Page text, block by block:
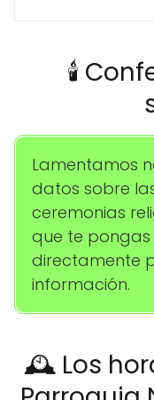
🕯️
Lamentamos
datos sobre
ceremonias
que te
directamente
información.
🕰️ Los